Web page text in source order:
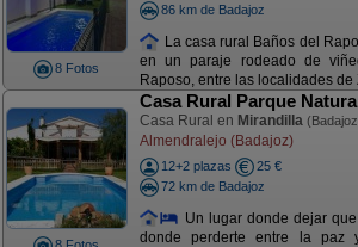
8 Fotos
86 km de Badajoz
La casa rural Baños del
en un paraje rodeado de
Raposo, entre las localidades de
Casa Rural Parque
Casa Rural en Mirandilla
Almendralejo (Badajoz)
12+2 plazas
25 €
72 km de Badajoz
Un lugar donde dejar
donde perderte entre la paz